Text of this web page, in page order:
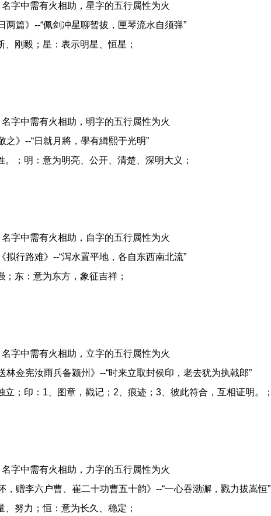
字中需有火相助，星字的五行属性为火
两篇》--“佩剑冲星聊暂拔，匣琴流水自须弹”
刚毅；星：表示明星、恒星；
字中需有火相助，明字的五行属性为火
之》--“日就月將，學有緝熙于光明”
；明：意为明亮、公开、清楚、深明大义；
字中需有火相助，自字的五行属性为火
拟行路难》--“泻水置平地，各自东西南北流”
东：意为东方，象征吉祥；
字中需有火相助，立字的五行属性为火
林佥宪汝雨兵备颍州》--“时来立取封侯印，老去犹为执戟郎”
立；印：1、图章，戳记；2、痕迹；3、彼此符合，互相证明。；
字中需有火相助，力字的五行属性为火
，赠李六户曹、崔二十功曹五十韵》--“一心吞渤澥，戮力拔嵩恒”
努力；恒：意为长久、稳定；